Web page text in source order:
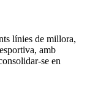
línies de millora,
amb
se en